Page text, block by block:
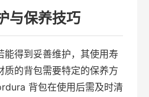
与保养技巧
能得到妥善维护，其使用寿
质的背包需要特定的保养方
背包在使用后需及时清